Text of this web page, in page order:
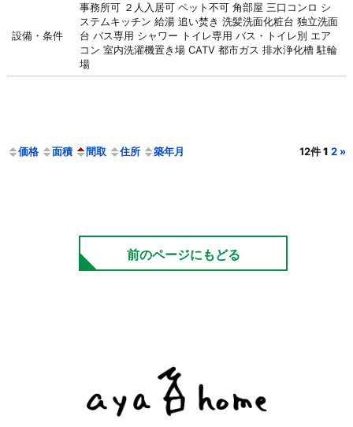
設備・条件
事務所可 ２人入居可 ペット不可 角部屋 三口コンロ シ
ステムキッチン 給湯 追い焚き 洗髪洗面化粧台 独立洗面
台 バス専用 シャワー トイレ専用 バス・トイレ別 エア
コン 室内洗濯機置き場 CATV 都市ガス 排水浄化槽 駐輪
場
価格 面積 間取 住所 築年月 12件1 2»
前のページにもどる